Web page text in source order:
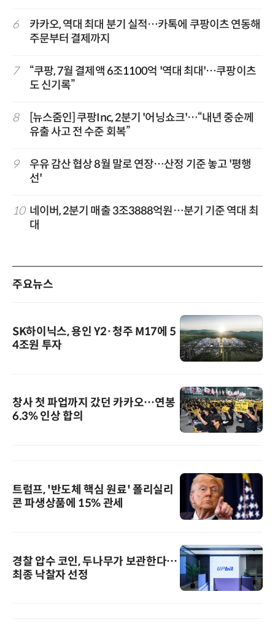
6
카카오, 역대 최대 분기 실적…카톡에 쿠팡이츠 연동해
주문부터 결제까지
7
“쿠팡, 7월 결제액 6조1100억 '역대 최대'…쿠팡이츠
도 신기록”
8
[뉴스줌인] 쿠팡Inc, 2분기 '어닝쇼크'…“내년 중순께
유출 사고 전 수준 회복”
9
우유 감산 협상 8월 말로 연장…산정 기준 놓고 '평행
선'
10 네이버, 2분기 매출 3조3888억원…분기 기준 역대 최
대
주요뉴스
SK하이닉스, 용인 Y2·청주 M17에 5
4조원 투자
창사 첫 파업까지 갔던 카카오…연봉
6.3% 인상 합의
트럼프, '반도체 핵심 원료' 폴리실리
콘 파생상품에 15% 관세
경찰 압수 코인, 두나무가 보관한다…
최종 낙찰자 선정